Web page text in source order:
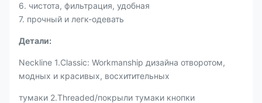
6. чистота, фильтрация, удобная
7. прочный и легк-одевать
Детали:
Neckline 1.Classic: Workmanship дизайна отворотом,
модных и красивых, восхитительных
тумаки 2.Threaded/покрыли тумаки кнопки